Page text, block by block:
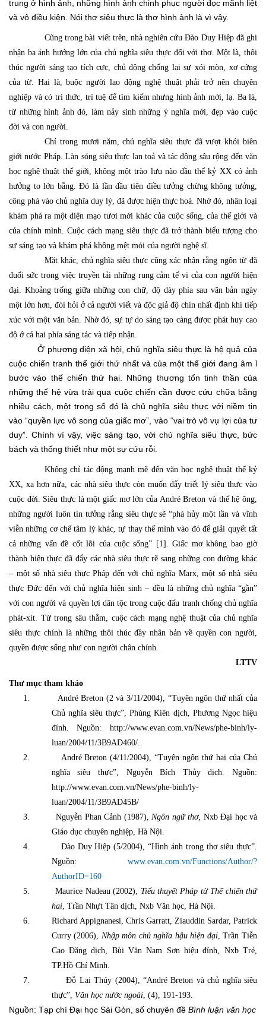
trung ở hình ảnh, những hình ảnh chinh phục người đọc mãnh liệt
và vô điều kiện. Nói thơ siêu thực là thơ hình ảnh là vì vậy.
Cũng trong bài viết trên, nhà nghiên cứu Đào Duy Hiệp đã ghi
nhận ba ảnh hưởng lớn của chủ nghĩa siêu thực đối với thơ. Một là, thôi
thúc người sáng tạo tích cực, chủ động chống lại sự xói mòn, xơ cứng
của từ. Hai là, buộc người lao động nghệ thuật phải trở nên chuyên
nghiệp và có tri thức, trí tuệ để tìm kiếm nhưng hình ảnh mới, lạ. Ba là,
từ những hình ảnh đó, làm nảy sinh những ý nghĩa mới, đẹp vào cuộc
đời và con người.
Chỉ trong mươi năm, chủ nghĩa siêu thực đã vượt khỏi biên
giới nước Pháp. Làn sóng siêu thực lan toả và tác động sâu rộng đến văn
học nghệ thuật thế giới, không một trào lưu nào đầu thế kỷ XX có ảnh
hưởng to lớn bằng. Đó là lần đầu tiên điều tưởng chừng không tưởng,
công phá vào chủ nghĩa duy lý, đã được hiện thực hoá. Nhờ đó, nhân loại
khám phá ra một diện mạo tươi mới khác của cuộc sống, của thế giới và
của chính mình. Cuộc cách mạng siêu thực đã trở thành biểu tượng cho
sự sáng tạo và khám phá không mệt mỏi của người nghệ sĩ.
Mặt khác, chủ nghĩa siêu thực cũng xác nhận rằng ngôn từ đã
đuối sức trong việc truyền tải những rung cảm tế vi của con người hiện
đại. Khoảng trống giữa những con chữ, độ dày phía sau văn bản ngày
một lớn hơn, đòi hỏi ở cả người viết và độc giả độ chín nhất định khi tiếp
xúc với một văn bản. Nhờ đó, sự tự do sáng tạo càng được phát huy cao
độ ở cả hai phía sáng tác và tiếp nhận.
Ở phương diện xã hội, chủ nghĩa siêu thực là hệ quả của
cuộc chiến tranh thế giới thứ nhất và của một thế giới đang âm ỉ
bước vào thế chiến thứ hai. Những thương tổn tinh thần của
những thế hệ vừa trải qua cuộc chiến cần được cứu chữa bằng
nhiều cách, một trong số đó là chủ nghĩa siêu thực với niềm tin
vào “quyền lực vô song của giấc mơ”, vào “vai trò vô vụ lợi của tư
duy”. Chính vì vậy, việc sáng tạo, với chủ nghĩa siêu thực, bức
bách và thống thiết như một sự cứu rỗi.
Không chỉ tác động mạnh mẽ đến văn học nghệ thuật thế kỷ
XX, xa hơn nữa, các nhà siêu thực còn muốn đẩy triết lý siêu thực vào
cuộc đời. Siêu thực là một giấc mơ lớn của André Breton và thế hệ ông,
những người luôn tin tưởng rằng siêu thực sẽ “phá hủy một lần và vĩnh
viễn những cơ chế tâm lý khác, tự thay thế mình vào đó để giải quyết tất
cả những vấn đề cốt lõi của cuộc sống” [1]. Giấc mơ không bao giờ
thành hiện thực đã đẩy các nhà siêu thực rẽ sang những con đường khác
– một số nhà siêu thực Pháp đến với chủ nghĩa Marx, một số nhà siêu
thực Đức đến với chủ nghĩa hiện sinh – đều là những chủ nghĩa “gần”
với con người và quyền lợi dân tộc trong cuộc đấu tranh chống chủ nghĩa
phát-xít. Từ trong sâu thẳm, cuộc cách mạng nghệ thuật của chủ nghĩa
siêu thực chính là những thôi thúc đầy nhân bản về quyền con người,
quyền được sống như con người chân chính.
LTTV
Thư mục tham khảo
1.
André Breton (2 và 3/11/2004), “Tuyên ngôn thứ nhất của
Chủ nghĩa siêu thực”, Phùng Kiên dịch, Phương Ngọc hiệu
đính.
Nguồn:http://www.evan.com.vn/News/phe-binh/ly-
luan/2004/11/3B9AD460/.
2.
André Breton (4/11/2004), “Tuyên ngôn thứ hai của Chủ
nghĩa siêu thực”, Nguyễn Bích Thủy dịch. Nguồn:
http://www.evan.com.vn/News/phe-binh/ly-
luan/2004/11/3B9AD45B/
3.
Nguyễn Phan Cảnh (1987),Ngôn ngữ thơ, Nxb Đại học và
Giáo dục chuyên nghiệp, Hà Nội.
4.
Đào Duy Hiệp (5/2004), “Hình ảnh trong thơ siêu thực”.
Nguồn: www.evan.com.vn/Functions/Author/?
AuthorID=160
5.
Maurice Nadeau (2002), Tiểu thuyết Pháp từ Thế chiến thứ
hai, Trần Nhựt Tân dịch, Nxb Văn học, Hà Nội.
6.
Richard Appignanesi, Chris Garratt, Ziauddin Sardar, Patrick
Curry (2006), Nhập môn chủ nghĩa hậu hiện đại, Trần Tiễn
Cao Đăng dịch, Bùi Văn Nam Sơn hiệu đính, Nxb Trẻ,
TP.Hồ Chí Minh.
7.
Đỗ Lai Thúy (2004), “André Breton và chủ nghĩa siêu
thực”, Văn học nước ngoài, (4), 191-193.
Nguồn: Tạp chí Đại học Sài Gòn, số chuyên đề Bình luận văn học